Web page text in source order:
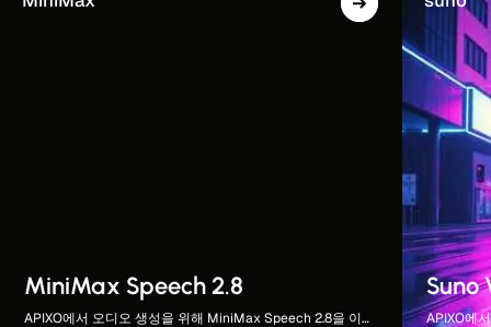
MiniMax Speech 2.8
APIXO에서 오디오 생성을 위해 MiniMax Speech 2.8을 이용
Suno
APIXO에